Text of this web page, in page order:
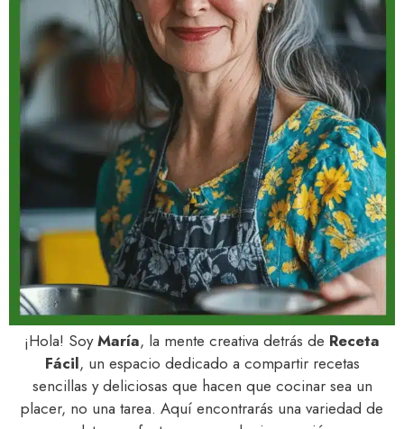
¡Hola! SoyMaría, la mente creativa detrás de Receta
Fácil, un espacio dedicado a compartir recetas
sencillas y deliciosas que hacen que cocinar sea un
placer, no una tarea. Aquí encontrarás una variedad de